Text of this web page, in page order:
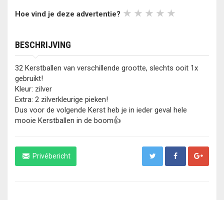
Hoe vind je deze advertentie?
BESCHRIJVING
32 Kerstballen van verschillende grootte, slechts ooit 1x
gebruikt!
Kleur: zilver
Extra: 2 zilverkleurige pieken!
Dus voor de volgende Kerst heb je in ieder geval hele
mooie Kerstballen in de boom👍
Privébericht